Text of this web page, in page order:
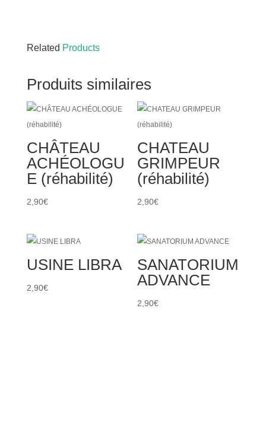
Related Products
Produits similaires
CHÂTEAU
ACHÉOLOGU
E (réhabilité)
2,90€
CHATEAU
GRIMPEUR
(réhabilité)
2,90€
USINE LIBRA
2,90€
SANATORIUM
ADVANCE
2,90€